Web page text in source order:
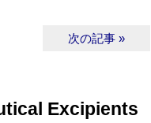
次の記事 »
Excipients